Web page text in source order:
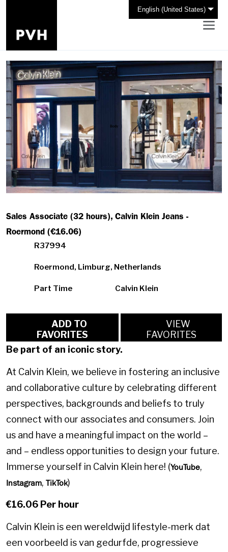
English (United States)
Sales Associate (32 hours), Calvin Klein Jeans -
Roermond (€16.06)
R37994
Roermond, Limburg, Netherlands
Part Time Calvin Klein
FAVORITES
VIEW
FAVORITES
Be part of an iconic story.
At Calvin Klein, we believe in fostering an inclusive
and collaborative culture by celebrating different
perspectives, backgrounds and beliefs to truly
connect with our associates and consumers. Join
us and have a meaningful impact on the world –
and – endless opportunities to design your future.
Immerse yourself in Calvin Klein here! (YouTube,
Instagram, TikTok)
€16.06 Per hour
Calvin Klein is een wereldwijd lifestyle-merk dat
een voorbeeld is van gedurfde, progressieve